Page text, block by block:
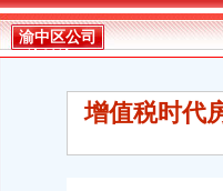
渝中区公司
注销流程
增值税时代